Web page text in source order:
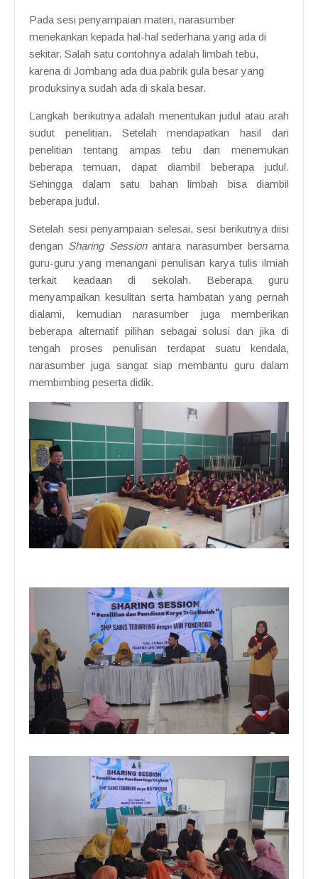
Pada sesi penyampaian materi, narasumber
menekankan kepada hal-hal sederhana yang ada di
sekitar. Salah satu contohnya adalah limbah tebu,
karena di Jombang ada dua pabrik gula besar yang
produksinya sudah ada di skala besar.
Langkah berikutnya adalah menentukan judul atau arah
sudut penelitian. Setelah mendapatkan hasil dari
penelitian tentang ampas tebu dan menemukan
beberapa temuan, dapat diambil beberapa judul.
Sehingga dalam satu bahan limbah bisa diambil
beberapa judul.
Setelah sesi penyampaian selesai, sesi berikutnya diisi
dengan Sharing Sessionantara narasumber bersama
guru-guru yang menangani penulisan karya tulis ilmiah
terkait keadaan di sekolah. Beberapa guru
menyampaikan kesulitan serta hambatan yang pernah
dialami, kemudian narasumber juga memberikan
beberapa alternatif pilihan sebagai solusi dan jika di
tengah proses penulisan terdapat suatu kendala,
narasumber juga sangat siap membantu guru dalam
membimbing peserta didik.